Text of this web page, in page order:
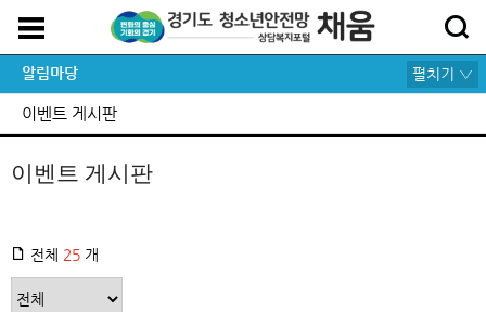
알림마당
이벤트 게시판
펼치기 ▽
이벤트 게시판
전체 25 개